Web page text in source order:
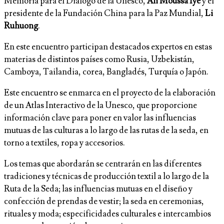
presidente de la Fundación China para la Paz Mundial,Li
Ruhuong.
En este encuentro participan destacados expertos en estas
materias de distintos países como Rusia, Uzbekistán,
Camboya, Tailandia, corea, Bangladés, Turquía o Japón.
Este encuentro se enmarca en el proyecto de la elaboración
de un Atlas Interactivo de la Unesco, que proporcione
información clave para poner en valor las influencias
mutuas de las culturas a lo largo de las rutas de la seda, en
torno a textiles, ropa y accesorios.
Los temas que abordarán se centrarán en las diferentes
tradiciones y técnicas de producción textil a lo largo de la
Ruta de la Seda; las influencias mutuas en el diseño y
confección de prendas de vestir; la seda en ceremonias,
rituales y moda; especificidades culturales e intercambios